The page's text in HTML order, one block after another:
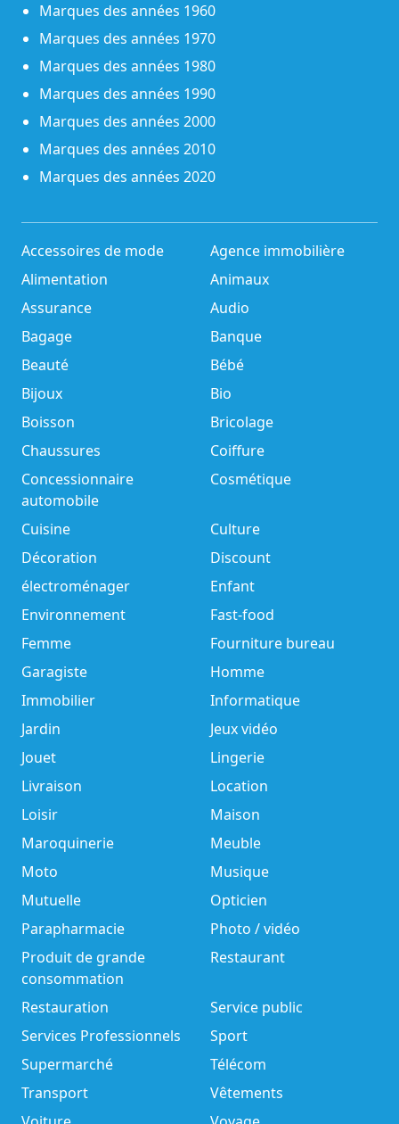
Marques des années 1960
Marques des années 1970
Marques des années 1980
Marques des années 1990
Marques des années 2000
Marques des années 2010
Marques des années 2020
Accessoires de mode
Agence immobilière
Alimentation
Animaux
Assurance
Audio
Bagage
Banque
Beauté
Bébé
Bijoux
Bio
Boisson
Bricolage
Chaussures
Coiffure
Concessionnaire
automobile
Cosmétique
Cuisine
Culture
Décoration
Discount
électroménager
Enfant
Environnement
Fast-food
Femme
Fourniture bureau
Garagiste
Homme
Immobilier
Informatique
Jardin
Jeux vidéo
Jouet
Lingerie
Livraison
Location
Loisir
Maison
Maroquinerie
Meuble
Moto
Musique
Mutuelle
Opticien
Parapharmacie
Photo / vidéo
Produit de grande
consommation
Restaurant
Restauration
Service public
Services Professionnels
Sport
Supermarché
Télécom
Transport
Vêtements